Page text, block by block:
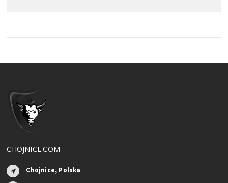
CHOJNICE.COM
Chojnice, Polska